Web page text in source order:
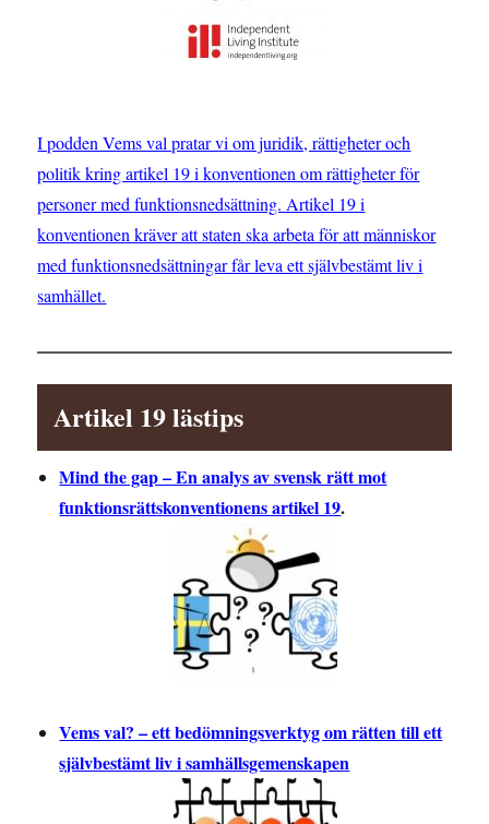
I podden Vems val pratar vi om juridik, rättigheter och
politik kring artikel 19 i konventionen om rättigheter för
personer med funktionsnedsättning. Artikel 19 i
konventionen kräver att staten ska arbeta för att människor
med funktionsnedsättningar får leva ett självbestämt liv i
samhället.
Artikel 19 lästips
Mind the gap – En analys av svensk rätt mot
funktionsrättskonventionens artikel 19.
Vems val? – ett bedömningsverktyg om rätten till ett
självbestämt liv i samhällsgemenskapen